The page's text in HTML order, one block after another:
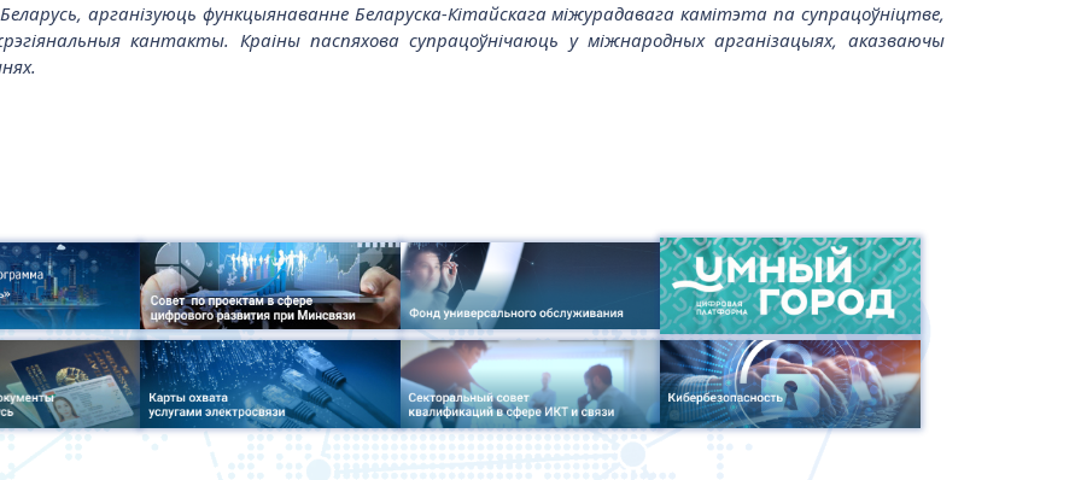
арганізуюць функцыянаванне Беларуска-Кітайскага міжурадавага камітэта па супрацоўніцтве,
кантакты. Краіны паспяхова супрацоўнічаюць у міжнародных арганізацыях, аказваючы